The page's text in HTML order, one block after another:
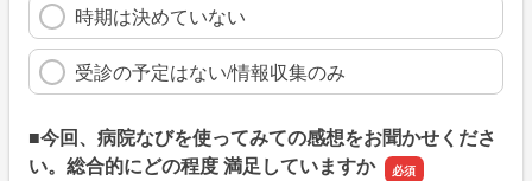
時期は決めていない
受診の予定はない/情報収集のみ
■今回、病院なびを使ってみての感想をお聞かせくださ
い。総合的にどの程度 満足していますか